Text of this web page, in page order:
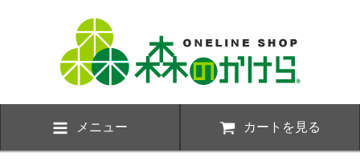
メニュー カートを見る